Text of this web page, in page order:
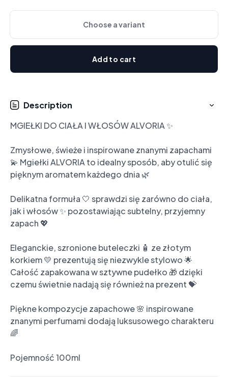
Choose a variant
Add to cart
Description
MGIEŁKI DO CIAŁA I WŁOSÓW ALVORIA ✨
Zmysłowe, świeże i inspirowane znanymi zapachami
💫 Mgiełki ALVORIA to idealny sposób, aby otulić się
pięknym aromatem każdego dnia 🌿
Delikatna formuła 🤍 sprawdzi się zarówno do ciała,
jak i włosów ✨ pozostawiając subtelny, przyjemny
zapach 💖
Eleganckie, szronione buteleczki 🧴 ze złotym
korkiem 💛 prezentują się niezwykle stylowo 🌟
Całość zapakowana w sztywne pudełko 🎁 dzięki
czemu świetnie nadają się również na prezent 💝
Piękne kompozycje zapachowe 🌸 inspirowane
znanymi perfumami dodają luksusowego charakteru
🌈
Pojemność 100ml